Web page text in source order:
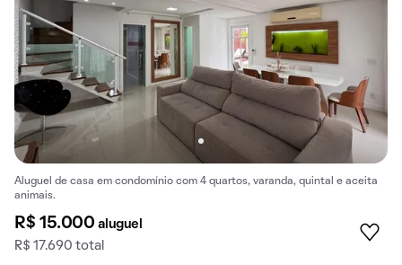
Aluguel de casa em condomínio com 4 quartos, varanda, quintal e aceita
animais.
R$ 15.000aluguel
R$ 17.690 total